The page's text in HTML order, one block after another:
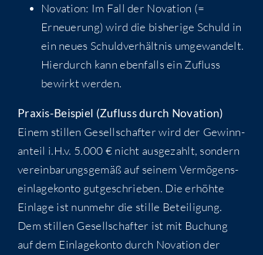
Nova­ti­on: Im Fall der Nova­ti­on (=
Erneue­rung) wird die bis­he­ri­ge Schuld in
ein neu­es Schuld­ver­hält­nis umge­wan­delt.
Hier­durch kann eben­falls ein Zufluss
bewirkt werden.
Pra­xis-Bei­spiel (Zufluss durch Novation)
Einem stil­len Gesell­schaf­ter wird der Gewinn­
an­teil i.H.v. 5.000 € nicht aus­ge­zahlt, son­dern
ver­ein­ba­rungs­ge­mäß auf sei­nem Ver­mö­gens­
ein­la­ge­kon­to gut­ge­schrie­ben. Die erhöh­te
Ein­la­ge ist nun­mehr die stil­le Betei­li­gung.
Dem stil­len Gesell­schaf­ter ist mit Buchung
auf dem Ein­la­ge­kon­to durch Nova­ti­on der